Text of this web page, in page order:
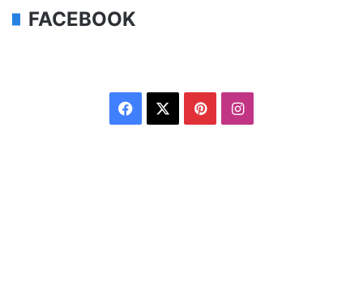
FACEBOOK
Facebook PinterestInstagram